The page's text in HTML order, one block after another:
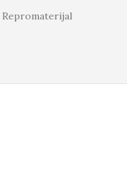
Repromaterijal